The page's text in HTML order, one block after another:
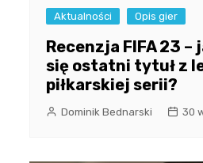
Aktualności Opis gier
Recenzja FIFA 23
się ostatni tytuł z
piłkarskiej serii?
Dominik Bednarski 30